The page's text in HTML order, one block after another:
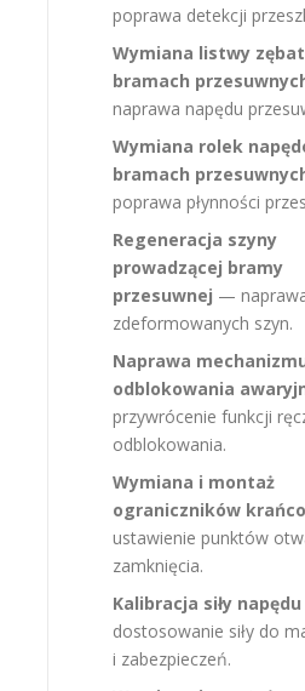
poprawa detekcji
Wymiana listwy
bramach
naprawa napędu
Wymiana rolek
bramach
poprawa płynności
Regeneracja szyny
prowadzącej bramy
przesuwnej —
zdeformowanych szyn.
Naprawa
odblokowania
przywrócenie funkcji
odblokowania.
Wymiana i montaż
ograniczników
ustawienie punktów
zamknięcia.
Kalibracja siły napędu
dostosowanie siły do
i zabezpieczeń.